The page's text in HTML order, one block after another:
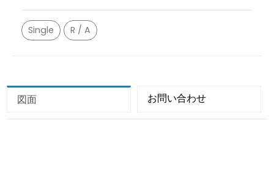
Single R / A
図面 お問い合わせ